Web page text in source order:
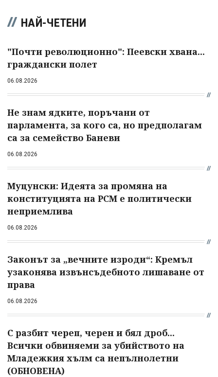
НАЙ-ЧЕТЕНИ
"Почти революционно": Пеевски хвана...
граждански полет
06.08.2026
Не знам ядките, поръчани от
парламента, за кого са, но предполагам
са за семейство Баневи
06.08.2026
Муцунски: Идеята за промяна на
конституцията на РСМ е политически
неприемлива
06.08.2026
Законът за „вечните изроди“: Кремъл
узаконява извънсъдебното лишаване от
права
06.08.2026
С разбит череп, черен и бял дроб...
Всички обвиняеми за убийството на
Младежкия хълм са непълнолетни
(ОБНОВЕНА)